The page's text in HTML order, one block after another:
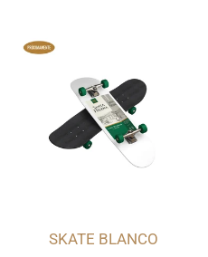
SKATE BLANCO